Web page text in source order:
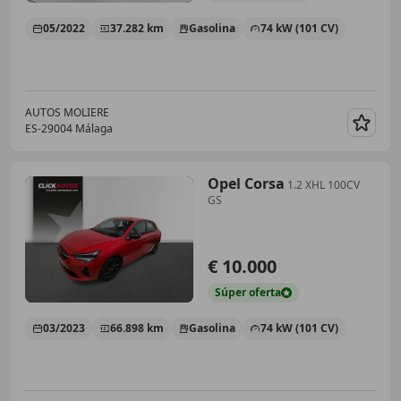
05/2022 37.282 km Gasolina 74 kW (101 CV)
AUTOS MOLIERE
ES-29004 Málaga
Opel Corsa 1.2 XHL 100CV
GS
€ 10.000
Súperoferta
03/2023 66.898 km Gasolina 74 kW (101 CV)